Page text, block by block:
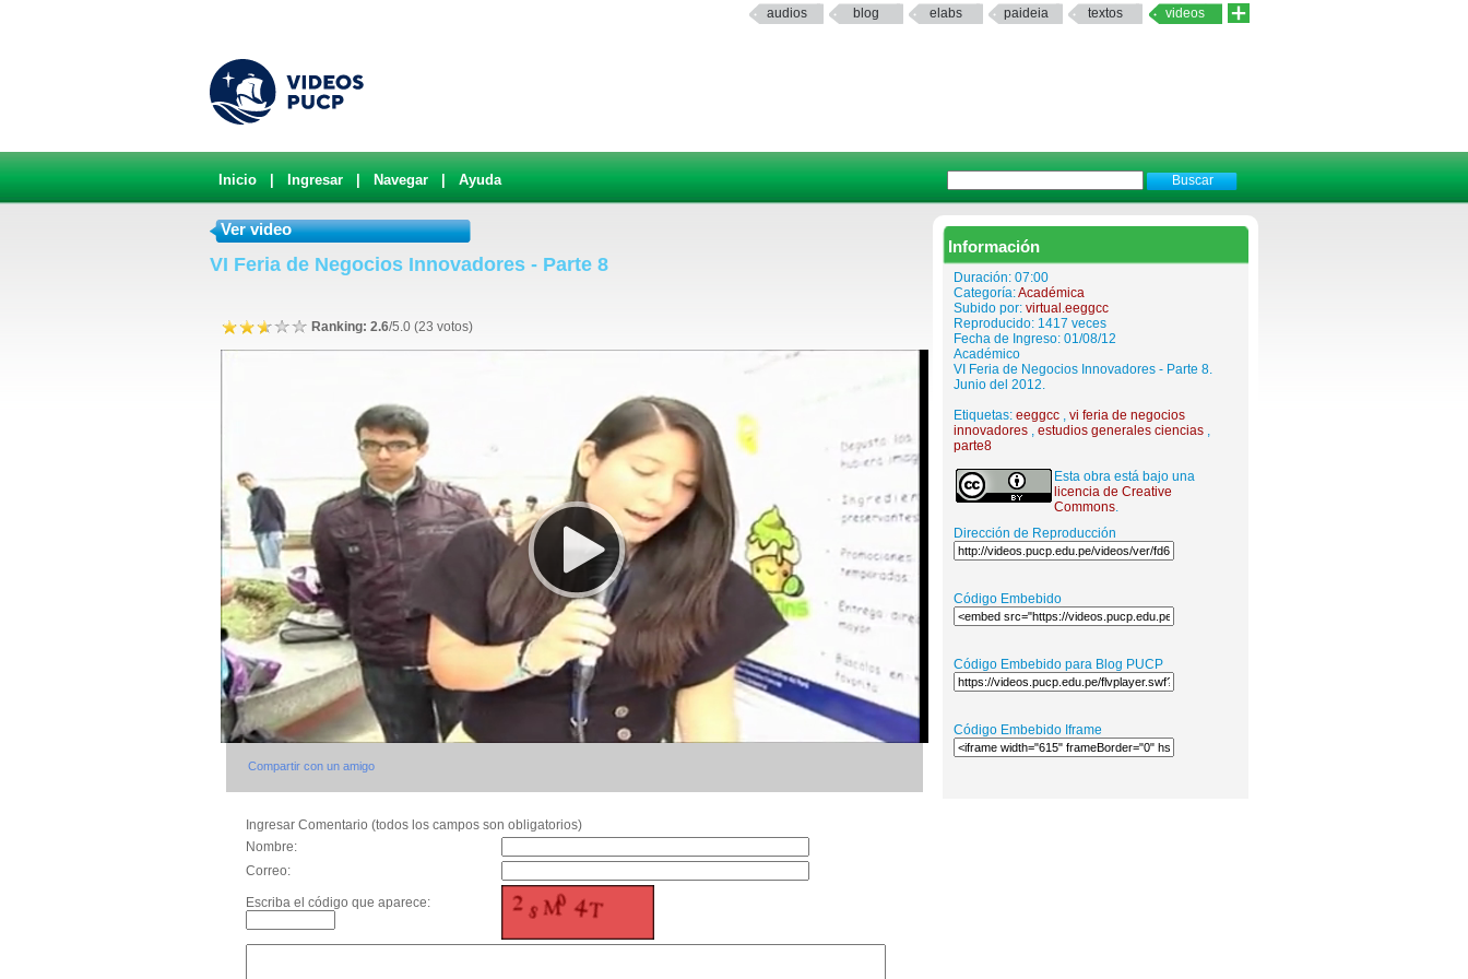
audios blog elabs paideia textos videos
Inicio Ingresar Navegar Ayuda
Información
Duración: 07:00
Categoría:Académica
Subido por: virtual.eeggcc
Reproducido: 1417 veces
Fecha de Ingreso: 01/08/12
Académico
VI Feria de Negocios Innovadores - Parte 8.
Junio del 2012.
Etiquetas: eeggcc , vi feria de negocios
innovadores , estudios generales ciencias ,
parte8
Esta obra está bajo una
licencia de Creative
Commons.
Dirección de Reproducción
Código Embebido
Código Embebido para Blog PUCP
Código Embebido Iframe
Ver video
VI Feria de Negocios Innovadores - Parte 8
Ranking: 2.6/5.0 (23 votos)
Compartir con un amigo
Ingresar Comentario (todos los campos son obligatorios)
Nombre:
Correo:
Escriba el código que aparece: